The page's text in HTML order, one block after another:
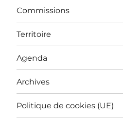
Commissions
Territoire
Agenda
Archives
Politique de cookies (UE)